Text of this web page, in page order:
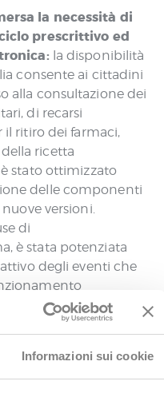
Informazioni sui cookie
la necessità di
prescrittivo ed
la disponibilità
consente ai cittadini
alla consultazione dei
di recarsi
ritiro dei farmaci,
ricetta
stato ottimizzato
delle componenti
versioni.
di
è stata potenziata
degli eventi che
di analisi e
in grado di monitorare
individuandone la
in modo mirato